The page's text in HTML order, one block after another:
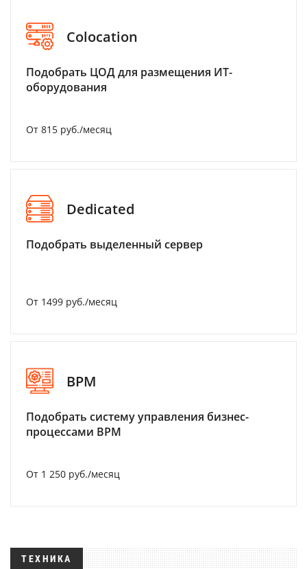
Colocation
Подобрать ЦОД для размещения ИТ-
оборудования
От 815 руб./месяц
Dedicated
Подобрать выделенный сервер
От 1499 руб./месяц
BPM
Подобрать систему управления бизнес-
процессами BPM
От 1 250 руб./месяц
ТЕХНИКА